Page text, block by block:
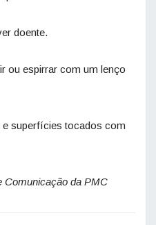
doente.
ou espirrar com um lenço
superfícies tocados com
Comunicação da PMC